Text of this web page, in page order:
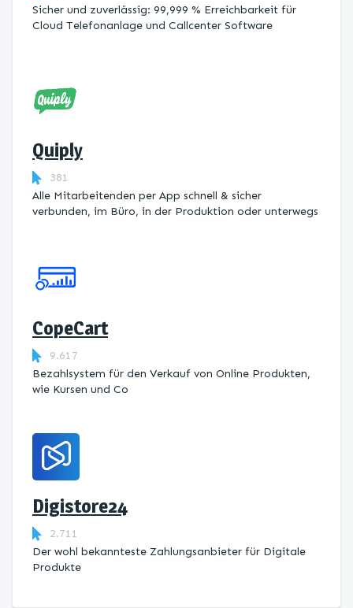
Sicher und zuverlässig: 99,999 % Erreichbarkeit für
Cloud Telefonanlage und Callcenter Software
Quiply
381
Alle Mitarbeitenden per App schnell & sicher
verbunden, im Büro, in der Produktion oder unterwegs
CopeCart
9.617
Bezahlsystem für den Verkauf von Online Produkten,
wie Kursen und Co
Digistore24
2.711
Der wohl bekannteste Zahlungsanbieter für Digitale
Produkte